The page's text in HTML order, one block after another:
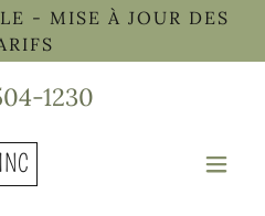
- MISE À JOUR DES
1230